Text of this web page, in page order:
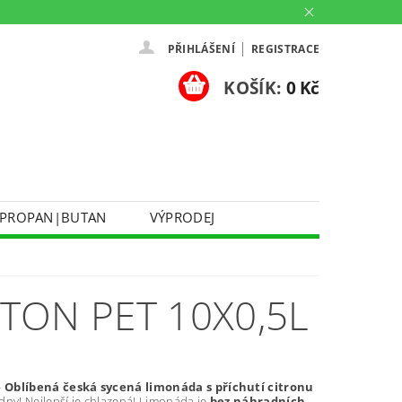
PŘIHLÁŠENÍ | REGISTRACE
KOŠÍK: 0 Kč
PROPAN|BUTAN
VÝPRODEJ
PARTNERSKÉ PRODEJNY HEY!
PET 10X0,5L
Oblíbená česká sycená limonáda s příchutí citronu